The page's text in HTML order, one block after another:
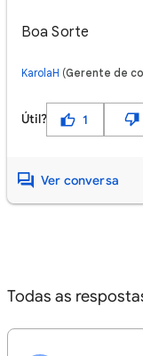
Boa Sorte
KarolaH (Gerente de
Útil? 1
Ver conversa
Todas as